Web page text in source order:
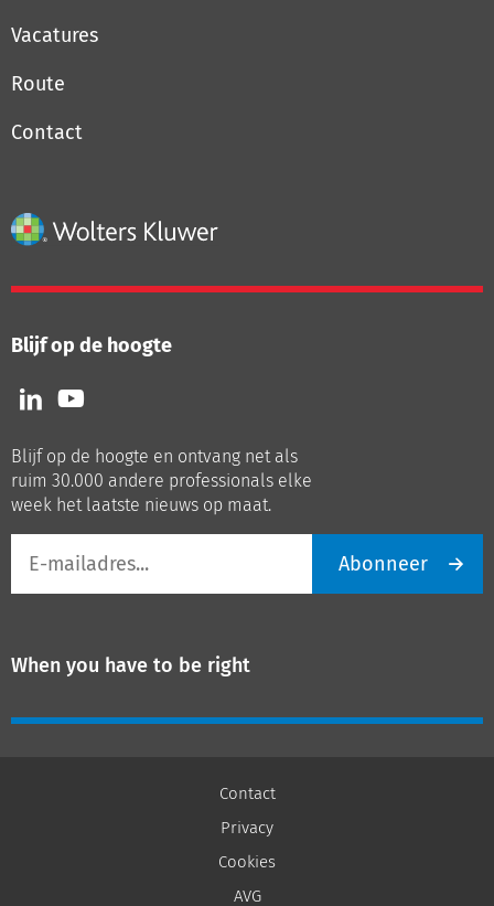
Vacatures
Route
Contact
Blijf op de hoogte
Volg
ons
LinkedIn
Volg
ons
Youtube
Blijf op de hoogte en ontvang net als
ruim 30.000 andere professionals elke
week het laatste nieuws op maat.
mailadres
Abonneer
When you have to be right
Contact
Privacy
Cookies
AVG